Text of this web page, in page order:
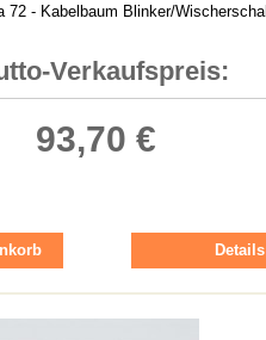
72 - Kabelbaum Blinker/
Verkaufspreis:
93,70 €
Details